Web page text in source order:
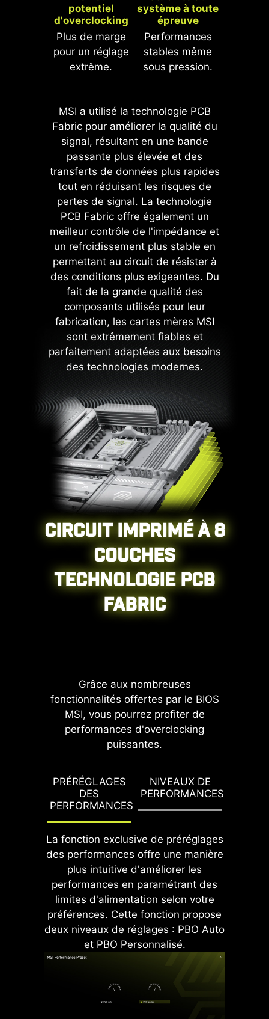
potentiel
d'overclocking
Plus de marge
pour un réglage
extrême.
système à toute
épreuve
Performances
stables même
sous pression.
MSI a utilisé la technologie PCB
Fabric pour améliorer la qualité du
signal, résultant en une bande
passante plus élevée et des
transferts de données plus rapides
tout en réduisant les risques de
pertes de signal. La technologie
PCB Fabric offre également un
meilleur contrôle de l'impédance et
un refroidissement plus stable en
permettant au circuit de résister à
des conditions plus exigeantes. Du
fait de la grande qualité des
composants utilisés pour leur
fabrication, les cartes mères MSI
sont extrêmement fiables et
parfaitement adaptées aux besoins
des technologies modernes.
CIRCUIT IMPRIMÉ À 8
COUCHES
TECHNOLOGIE PCB
FABRIC
Grâce aux nombreuses
fonctionnalités offertes par le BIOS
MSI, vous pourrez profiter de
performances d'overclocking
puissantes.
PRÉRÉGLAGES
DES
PERFORMANCES
NIVEAUX DE
PERFORMANCES
La fonction exclusive de préréglages
des performances offre une manière
plus intuitive d'améliorer les
performances en paramétrant des
limites d'alimentation selon votre
préférences. Cette fonction propose
deux niveaux de réglages : PBO Auto
et PBO Personnalisé.
ultérieures à AGESA 1.2.0.2b.
* L'image est donnée à titre d'illustration
seulement. Veuillez vous référer à la page
Pour plus de sécurité, les cartes
mères MSI intègrent une protection
contre la surcharge de courant
(protection OCP), ce qui assure aux
composants cruciaux tels que les
ports USB, les barrettes mémoire
DDR, le contrôleur PWM et le
processeur d'être complètement
protégés en cas de charge de
courant excessive. Ce mécanisme
de défense proactif limite les
risques de dommages ou de
défaillances causés par une saute
de tension et aide à prolonger la
stabilité du système. Cet
engagement à protéger vos
composants souligne l'envie de MSI
de mettre l'accent sur la
robustesse et la stabilité lors de la
production de ses cartes mères.
CPU / PWM IC
Slots mémoire DDR
Ports USB avant et arrière
La structure de mise à la terre des
conception exclusive de MSI. Cette
conception brevetée permet de